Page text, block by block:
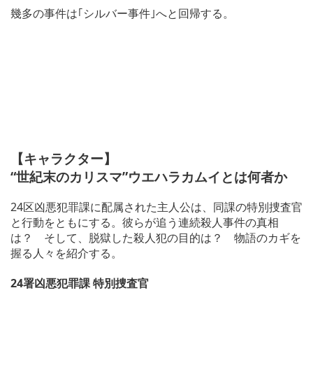
幾多の事件は｢シルバー事件｣へと回帰する。
【キャラクター】
“世紀末のカリスマ”ウエハラカムイとは何者か
24区凶悪犯罪課に配属された主人公は、同課の特別捜査官
と行動をともにする。彼らが追う連続殺人事件の真相
は？ そして、脱獄した殺人犯の目的は？ 物語のカギを
握る人々を紹介する。
24署凶悪犯罪課 特別捜査官